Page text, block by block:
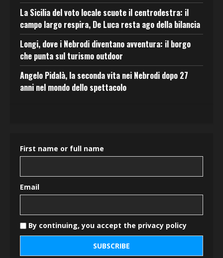
La Sicilia del voto locale scuote il centrodestra: il
campo largo respira, De Luca resta ago della bilancia
Longi, dove i Nebrodi diventano avventura: il borgo
che punta sul turismo outdoor
Angelo Pidalà, la seconda vita nei Nebrodi dopo 27
anni nel mondo dello spettacolo
First name or full name
Email
By continuing, you accept the privacy policy